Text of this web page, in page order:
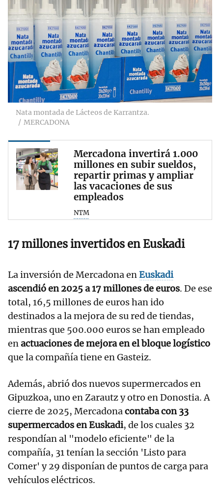
Nata montada de Lácteos de Karrantza.
MERCADONA
Mercadona invertirá 1.000
millones en subir sueldos,
repartir primas y ampliar
las vacaciones de sus
empleados
NTM
17 millones invertidos en Euskadi
La inversión de Mercadona enEuskadi
ascendió en 2025 a 17 millones de euros. De ese
total, 16,5 millones de euros han ido
destinados a la mejora de su red de tiendas,
mientras que 500.000 euros se han empleado
enactuaciones de mejora en el bloque logístico
que la compañía tiene en Gasteiz.
Además, abrió dos nuevos supermercados en
Gipuzkoa, uno en Zarautz y otro en Donostia. A
cierre de 2025, Mercadonacontaba con 33
supermercados en Euskadi, de los cuales 32
respondían al "modelo eficiente" de la
compañía, 31 tenían la sección 'Listo para
Comer' y 29 disponían de puntos de carga para
vehículos eléctricos.